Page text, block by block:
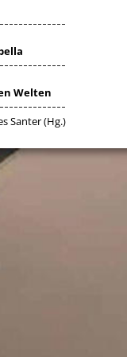
Welten
Santer (Hg.)